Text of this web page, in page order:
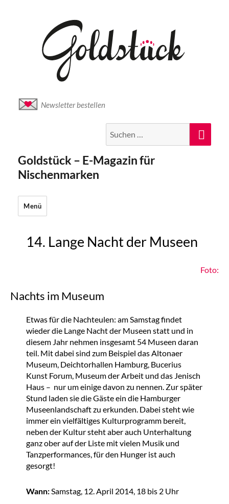
Newsletter bestellen
nach:
Goldstück – E-Magazin für
Nischenmarken
Menü
14. Lange Nacht der Museen
Foto:
Nachts im Museum
Etwas für die Nachteulen: am Samstag findet
wieder die Lange Nacht der Museen statt und in
diesem Jahr nehmen insgesamt 54 Museen daran
teil. Mit dabei sind zum Beispiel das Altonaer
Museum, Deichtorhallen Hamburg, Bucerius
Kunst Forum, Museum der Arbeit und das Jenisch
Haus – nur um einige davon zu nennen. Zur später
Stund laden sie die Gäste ein die Hamburger
Museenlandschaft zu erkunden. Dabei steht wie
immer ein vielfältiges Kulturprogramm bereit,
neben der Kultur steht aber auch Unterhaltung
ganz ober auf der Liste mit vielen Musik und
Tanzperformances, für den Hunger ist auch
gesorgt!
Wann:Samstag, 12. April 2014, 18 bis 2 Uhr